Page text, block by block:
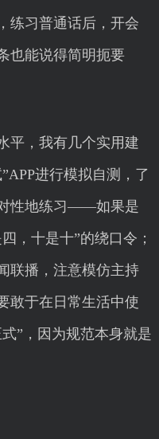
练习普通话后，开会
也能说得简明扼要
平，我有几个实用建
进行模拟自测，了
性地练习——如果是
，十是十”的绕口令；
联播，注意模仿主持
敢于在日常生活中使
”，因为规范本身就是